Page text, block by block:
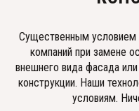
Существенным
компаний при замене
внешнего вида фасада
конструкции. Наши
условиям.